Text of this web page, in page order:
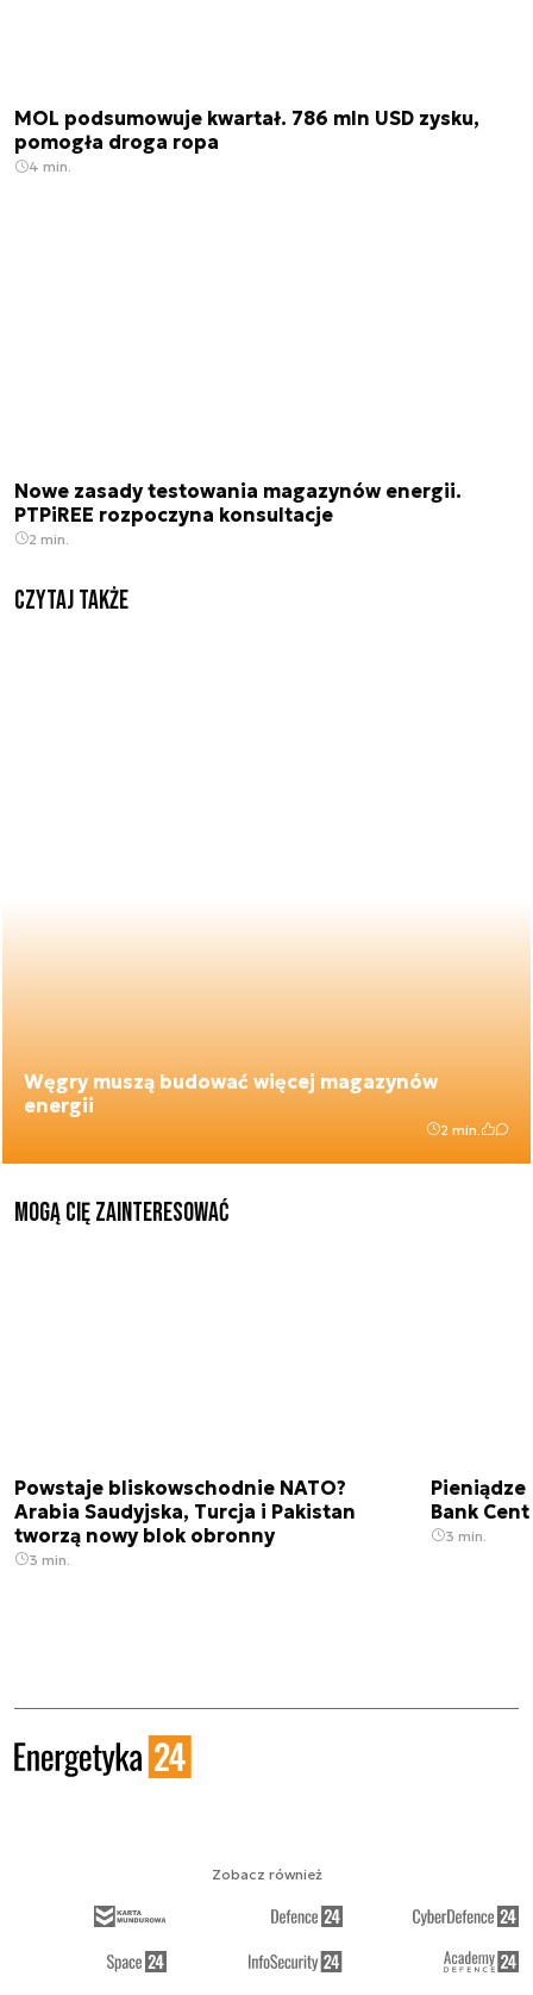
MOL podsumowuje kwartał. 786 mln USD zysku,
pomogła droga ropa
4 min.
Nowe zasady testowania magazynów energii.
PTPiREE rozpoczyna konsultacje
2 min.
Czytaj także
Węgry muszą budować więcej magazynów
energii
2 min.
Mogą Cię zainteresować
Powstaje bliskowschodnie NATO?
Arabia Saudyjska, Turcja i Pakistan
tworzą nowy blok obronny
3 min.
Pieniądze
Bank
3 min.
Zobacz również